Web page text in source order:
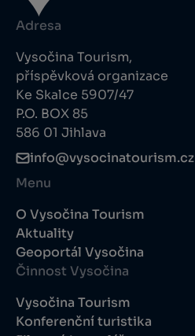
Adresa
Vysočina Tourism,
příspěvková organizace
Ke Skalce 5907/47
P.O. BOX 85
586 01 Jihlava
info@vysocinatourism.cz
Menu
O Vysočina Tourism
Aktuality
Geoportál Vysočina
Činnost Vysočina
Vysočina Tourism
Konferenční turistika